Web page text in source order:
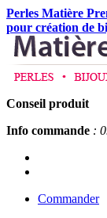
Perles Matière
pour création de
Conseil produit
Info commande :
Commander